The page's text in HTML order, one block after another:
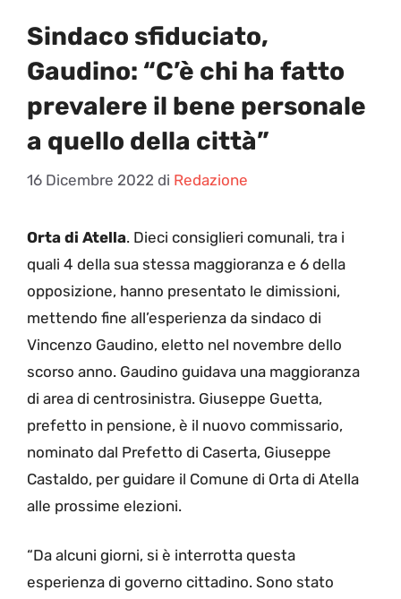
Sindaco sfiduciato,
Gaudino: “C’è chi ha fatto
prevalere il bene personale
a quello della città”
16 Dicembre 2022 di Redazione
Orta di Atella. Dieci consiglieri comunali, tra i
quali 4 della sua stessa maggioranza e 6 della
opposizione, hanno presentato le dimissioni,
mettendo fine all’esperienza da sindaco di
Vincenzo Gaudino, eletto nel novembre dello
scorso anno. Gaudino guidava una maggioranza
di area di centrosinistra. Giuseppe Guetta,
prefetto in pensione, è il nuovo commissario,
nominato dal Prefetto di Caserta, Giuseppe
Castaldo, per guidare il Comune di Orta di Atella
alle prossime elezioni.
“Da alcuni giorni, si è interrotta questa
esperienza di governo cittadino. Sono stato